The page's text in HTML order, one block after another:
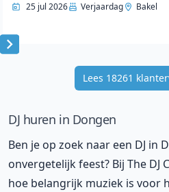
25 jul 2026
Verjaardag Bakel
Item
Lees 18261
DJ huren in Dongen
Ben je op zoek naar een DJ in
onvergetelijk feest? Bij The DJ
hoe belangrijk muziek is voor